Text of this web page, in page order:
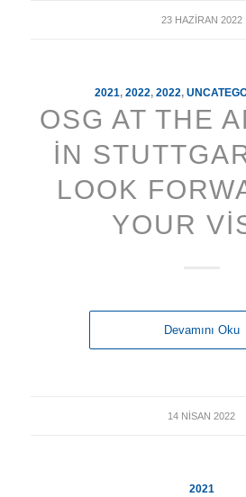
23 HAZIRAN 2022
2021,2022,2022,
OSG AT THE
IN
LOOK
YOUR
Devamını Oku
14 NISAN 2022
2021